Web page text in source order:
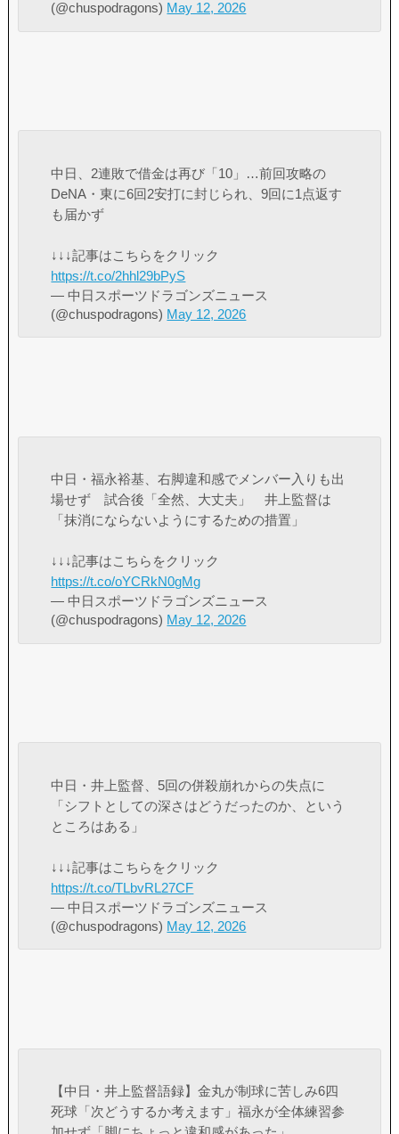
(@chuspodragons) May 12, 2026
中日、2連敗で借金は再び「10」…前回攻略の
DeNA・東に6回2安打に封じられ、9回に1点返す
も届かず
↓↓↓記事はこちらをクリック
https://t.co/2hhl29bPyS
— 中日スポーツドラゴンズニュース
(@chuspodragons) May 12, 2026
中日・福永裕基、右脚違和感でメンバー入りも出
場せず 試合後「全然、大丈夫」 井上監督は
「抹消にならないようにするための措置」
↓↓↓記事はこちらをクリック
https://t.co/oYCRkN0gMg
— 中日スポーツドラゴンズニュース
(@chuspodragons) May 12, 2026
中日・井上監督、5回の併殺崩れからの失点に
「シフトとしての深さはどうだったのか、という
ところはある」
↓↓↓記事はこちらをクリック
https://t.co/TLbvRL27CF
— 中日スポーツドラゴンズニュース
(@chuspodragons) May 12, 2026
【中日・井上監督語録】金丸が制球に苦しみ6四
死球「次どうするか考えます」福永が全体練習参